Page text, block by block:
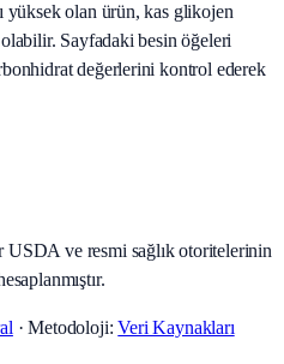
yüksek olan ürün, kas glikojen
Sayfadaki besin öğeleri
değerlerini kontrol ederek
USDA ve resmi sağlık otoritelerinin
· Metodoloji:Veri Kaynakları